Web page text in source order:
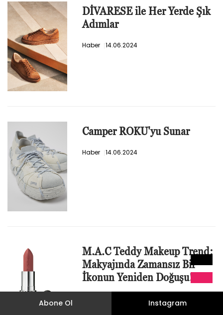
DİVARESE ile Her Yerde Şık
Adımlar
Haber 14.06.2024
Camper ROKU'yu Sunar
Haber 14.06.2024
M.A.C Teddy Makeup Trend:
Makyajında Zamansız Bir
İkonun Yeniden Doğuşu!
Abone Ol Instagram